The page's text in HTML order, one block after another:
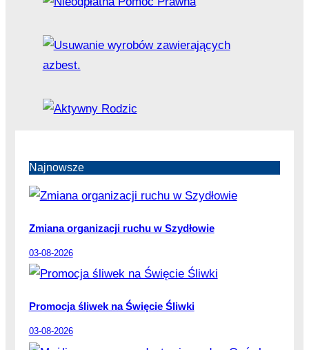
Najnowsze
Zmiana organizacji ruchu w Szydłowie
03-08-2026
Promocja śliwek na Święcie Śliwki
03-08-2026